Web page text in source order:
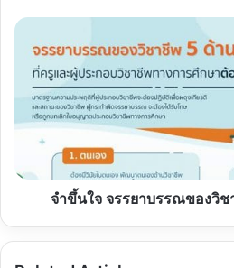
จำ
ขึ้นใจ
จรรยา
บรรณ
ของ
วิชาชีพ
ด้าน
จำขึ้นใจ จรรยาบรรณของวิ